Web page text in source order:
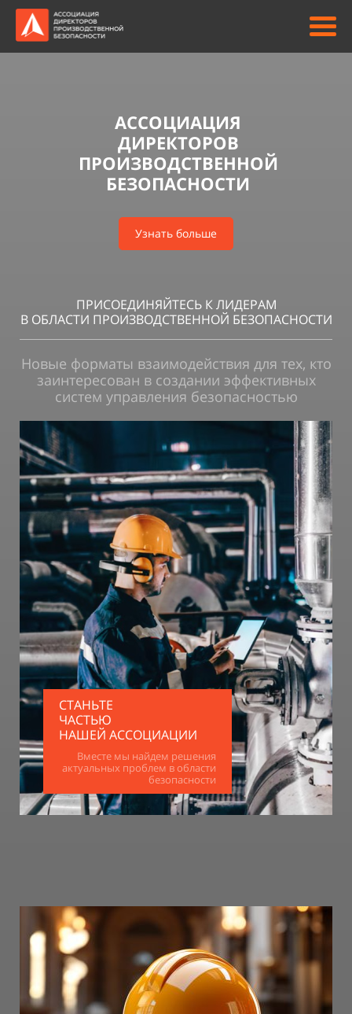
АССОЦИАЦИЯ
ДИРЕКТОРОВ
ПРОИЗВОДСТВЕННОЙ
БЕЗОПАСНОСТИ
Узнать больше
ПРИСОЕДИНЯЙТЕСЬ К ЛИДЕРАМ
В ОБЛАСТИ ПРОИЗВОДСТВЕННОЙ БЕЗОПАСНОСТИ
Новые форматы взаимодействия для тех, кто
заинтересован в создании эффективных
систем управления безопасностью
СТАНЬТЕ
ЧАСТЬЮ
НАШЕЙ АССОЦИАЦИИ
Вместе мы найдем решения
актуальных проблем в области
безопасности